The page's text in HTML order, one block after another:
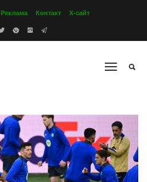
Реклама Контакт Х-сайт